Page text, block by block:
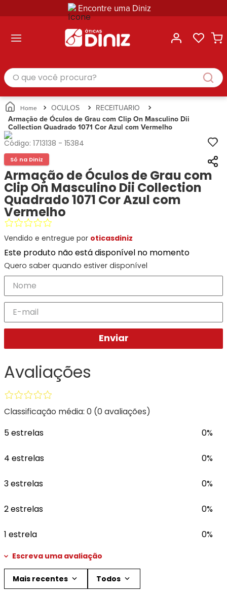
Encontre uma Diniz
Masculino
Feminino
Infantil
Unissex
Busque
Por
Marcas
Ana
Hickmann
Bulget
Miu-
Miu
Guess
Lacoste
Ray-
Ban
Todas
as
Marcas
Exclusivas
Dii
Collection
Hit
Ono
Exclusivas
Categorias
Masculino
Feminino
Infantil
Unissex
Busque
Por
Marcas
Ray-
Ban
Prada
Ana
Hickmann
Tecnol
Miu-
Miu
Polaroid
Vogue
as
Marcas
Marcas
Exclusivas
DNZ
Ono
Exclusivas
Correntes
para
Óculos
Estojos
para
Óculos
Soluções
e
Cuidados
Busque
Ray-
Ban
Prada
Exchange
Tommy
Hilfiger
Ana
Hickmann
Guess
Speedo
Atittude
Bulget
Todas
Marcas
Dii
Collection
Ono
Exclusivas
Categoria
Armações
de Óculos
Óculos
de Sol
Corrente
para
Estojo
para
Óculos
Gênero
Masculino
Feminino
Infantil
Unissex
Marcas
Exclusivas
Collection
DNZ
Hit
Ono
O que você procura?
OCULOS
RECEITUARIO
Armação de Óculos de Grau com Clip On Masculino Dii
Collection Quadrado 1071 Cor Azul com Vermelho
Código: 1713138 - 15384
Só na Diniz
Armação de Óculos de Grau com
Clip On Masculino Dii Collection
Quadrado 1071 Cor Azul com
Vermelho
Vendido e entregue por oticasdiniz
Este produto não está disponível no momento
Quero saber quando estiver disponível
Enviar
Avaliações
Classificação média: 0 (0 avaliações)
5 estrelas
0%
4 estrelas 0%
3 estrelas 0%
2 estrelas 0%
1 estrela 0%
Escreva uma avaliação
Mais recentes Todos